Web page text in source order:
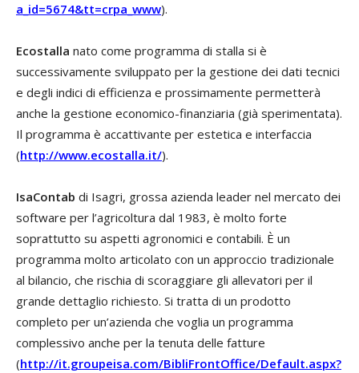
a_id=5674&tt=crpa_www).
Ecostalla nato come programma di stalla si è
successivamente sviluppato per la gestione dei dati tecnici
e degli indici di efficienza e prossimamente permetterà
anche la gestione economico-finanziaria (già sperimentata).
Il programma è accattivante per estetica e interfaccia
(http://www.ecostalla.it/).
IsaContab di Isagri, grossa azienda leader nel mercato dei
software per l’agricoltura dal 1983, è molto forte
soprattutto su aspetti agronomici e contabili. È un
programma molto articolato con un approccio tradizionale
al bilancio, che rischia di scoraggiare gli allevatori per il
grande dettaglio richiesto. Si tratta di un prodotto
completo per un’azienda che voglia un programma
complessivo anche per la tenuta delle fatture
(http://it.groupeisa.com/BibliFrontOffice/Default.aspx?